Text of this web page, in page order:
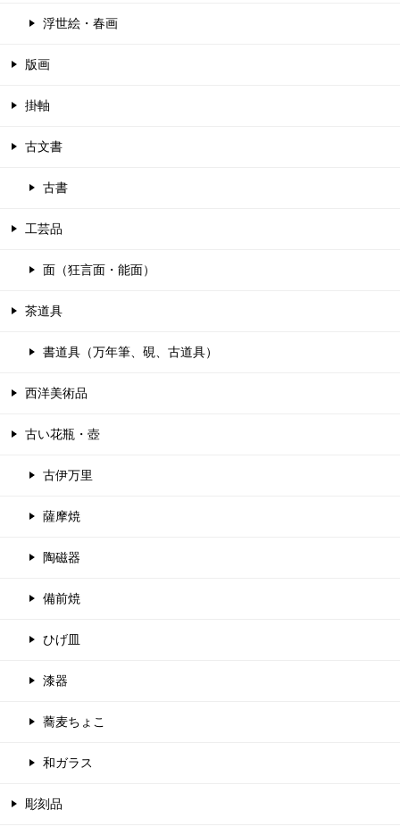
浮世絵・春画
版画
掛軸
古文書
古書
工芸品
面（狂言面・能面）
茶道具
書道具（万年筆、硯、古道具）
西洋美術品
古い花瓶・壺
古伊万里
薩摩焼
陶磁器
備前焼
ひげ皿
漆器
蕎麦ちょこ
和ガラス
彫刻品